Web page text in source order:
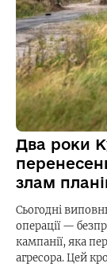
Два роки
злам
Сьогодні
операції —
кампанії, яка
агресора. Цей